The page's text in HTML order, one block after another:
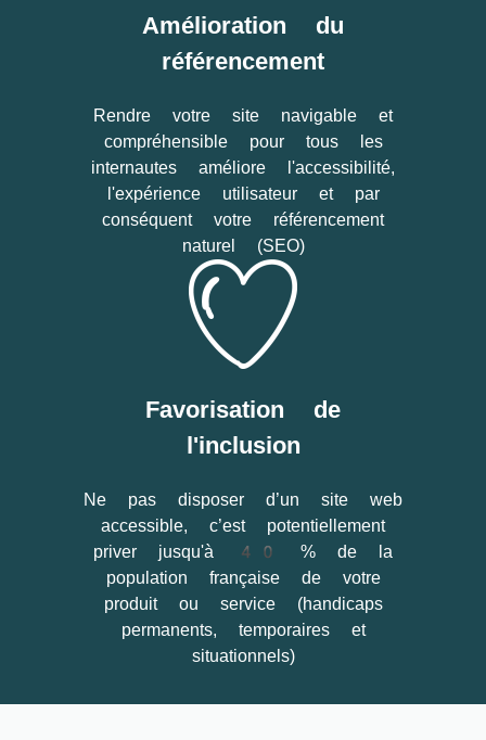
Amélioration du
référencement
Rendre votre site navigable et
compréhensible pour tous les
internautes améliore l'accessibilité,
l'expérience utilisateur et par
conséquent votre référencement
naturel (SEO)
Favorisation de
l'inclusion
Ne pas disposer d’un site web
accessible, c’est potentiellement
priver jusqu'à 40 % de la
population française de votre
produit ou service (handicaps
permanents, temporaires et
situationnels)